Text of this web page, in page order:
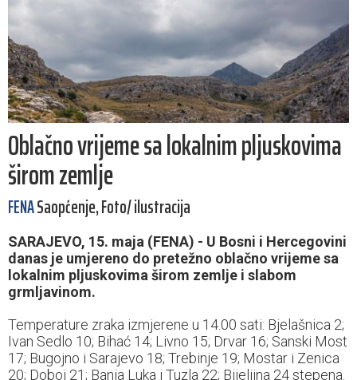
Oblačno vrijeme sa lokalnim pljuskovima
širom zemlje
FENASaopćenje, Foto/ ilustracija
SARAJEVO, 15. maja (FENA) - U Bosni i Hercegovini
danas je umjereno do pretežno oblačno vrijeme sa
lokalnim pljuskovima širom zemlje i slabom
grmljavinom.
Temperature zraka izmjerene u 14.00 sati: Bjelašnica 2;
Ivan Sedlo 10; Bihać 14; Livno 15; Drvar 16; Sanski Most
17; Bugojno i Sarajevo 18; Trebinje 19; Mostar i Zenica
20; Doboj 21; Banja Luka i Tuzla 22; Bijeljina 24 stepena.